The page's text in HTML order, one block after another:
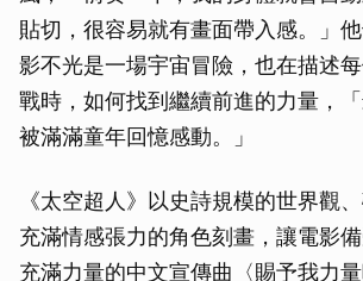
貼切，很容易就有畫面帶入感。」
影不光是一場宇宙冒險，也在描述
戰時，如何找到繼續前進的力量，
被滿滿童年回憶感動。」
《太空超人》以史詩規模的世界觀
充滿情感張力的角色刻畫，讓電影
充滿力量的中文宣傳曲〈賜予我力